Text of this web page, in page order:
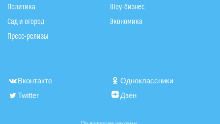
Политика
Сад и огород
Пресс-релизы
Шоу-бизнес
Экономика
Вконтакте
Одноклассники
Twitter
Дзен